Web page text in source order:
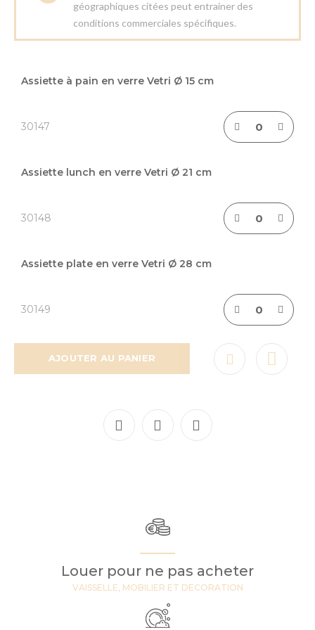
géographiques citées peut entrainer des
conditions commerciales spécifiques.
du
Assiette à pain en verre Vetri Ø 15 cm
30147
Assiette lunch en verre Vetri Ø 21 cm
30148
Assiette plate en verre Vetri Ø 28 cm
30149
AJOUTER AU PANIER
Louer pour ne pas acheter
VAISSELLE, MOBILIER ET DECORATION